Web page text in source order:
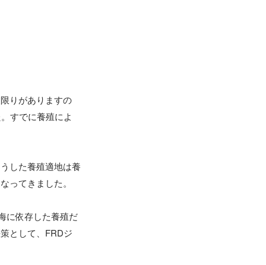
りがありますの
すでに養殖によ
した養殖適地は養
ってきました。
に依存した養殖だ
として、FRDジ